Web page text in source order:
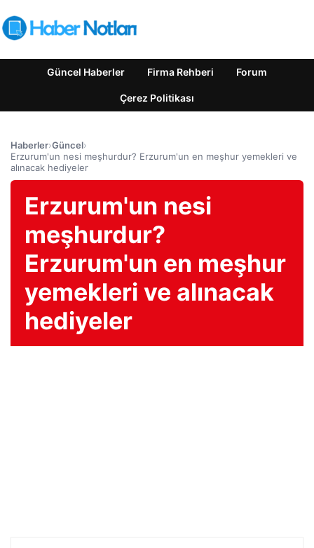
Güncel Haberler Firma Rehberi Forum
Çerez Politikası
Haberler›Güncel›
Erzurum'un nesi meşhurdur? Erzurum'un en meşhur yemekleri ve
alınacak hediyeler
Erzurum'un nesi
meşhurdur?
Erzurum'un en meşhur
yemekleri ve alınacak
hediyeler